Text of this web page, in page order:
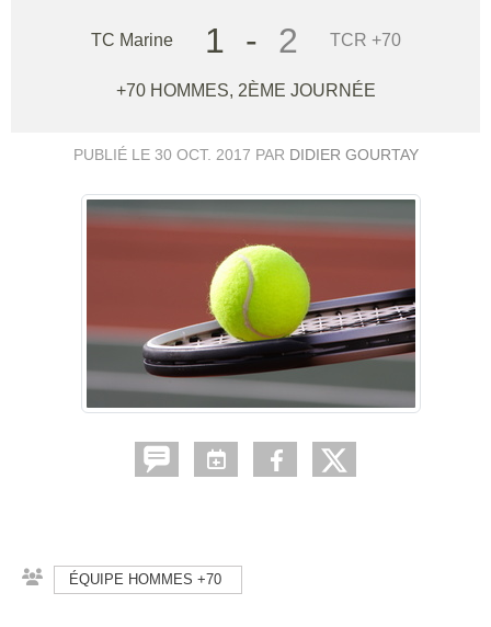
TC Marine 1 - 2 TCR +70
+70 HOMMES, 2ÈME JOURNÉE
PUBLIÉ LE 30 OCT. 2017 PAR DIDIER GOURTAY
ÉQUIPE HOMMES +70